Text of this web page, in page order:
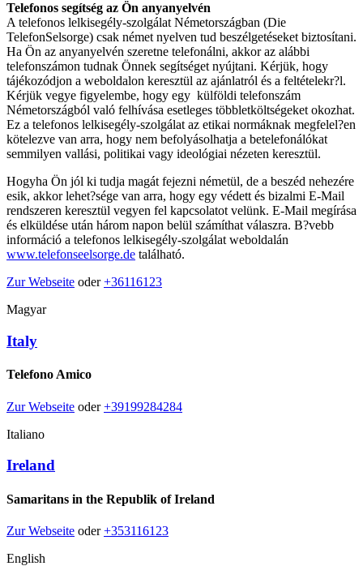
Telefonos segítség az Ön anyanyelvén
A telefonos lelkisegély-szolgálat Németországban (Die
TelefonSelsorge) csak német nyelven tud beszélgetéseket biztosítani.
Ha Ön az anyanyelvén szeretne telefonálni, akkor az alábbi
telefonszámon tudnak Önnek segítséget nyújtani. Kérjük, hogy
tájékozódjon a weboldalon keresztül az ajánlatról és a feltételekr?l.
Kérjük vegye figyelembe, hogy egy külföldi telefonszám
Németországból való felhívása esetleges többletköltségeket okozhat.
Ez a telefonos lelkisegély-szolgálat az etikai normáknak megfelel?en
kötelezve van arra, hogy nem befolyásolhatja a betelefonálókat
semmilyen vallási, politikai vagy ideológiai nézeten keresztül.
Hogyha Ön jól ki tudja magát fejezni németül, de a beszéd nehezére
esik, akkor lehet?sége van arra, hogy egy védett és bizalmi E-Mail
rendszeren keresztül vegyen fel kapcsolatot velünk. E-Mail megírása
és elküldése után három napon belül számíthat válaszra. B?vebb
információ a telefonos lelkisegély-szolgálat weboldalán
www.telefonseelsorge.de található.
Zur Webseite oder +36116123
Magyar
Italy
Telefono Amico
Zur Webseite oder +39199284284
Italiano
Ireland
Samaritans in the Republik of Ireland
Zur Webseite oder +353116123
English